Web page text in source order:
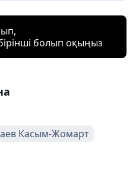
болып оқыңыз
Касым-Жомарт